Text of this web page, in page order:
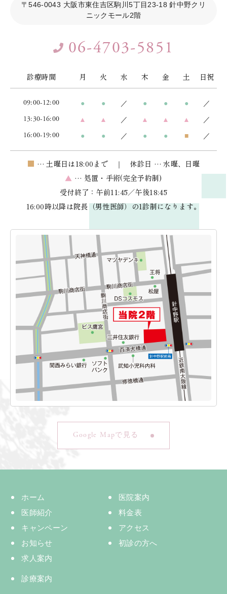
〒546-0043 大阪市東住吉区駒川5丁目23-18 針中野クリ
ニックモール2階
06-4703-5851
診療時間 月 火 水 木 金 土 日祝
09:00-12:00 ● ● ／ ● ● ● ／
13:30-16:00 ▲ ▲ ／ ▲ ▲ ▲ ／
16:00-19:00 ● ● ／ ● ● ■ ／
… 土曜日は18:00まで ｜ 休診日 … 水曜、日曜
▲ … 処置・手術(完全予約制)
受付終了：午前11:45／午後18:45
16:00時以降は院長（男性医師）の1診制になります。
Google Mapで見る
ホーム
医院案内
医師紹介
料金表
キャンペーン
アクセス
お知らせ
初診の方へ
求人案内
診療案内